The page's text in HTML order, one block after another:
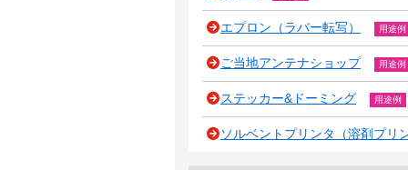
エプロン（ラバー転写） 用途例
ご当地アンテナショップ 用途例
ステッカー&ドーミング 用途例
ソルベントプリンタ（溶剤プリ